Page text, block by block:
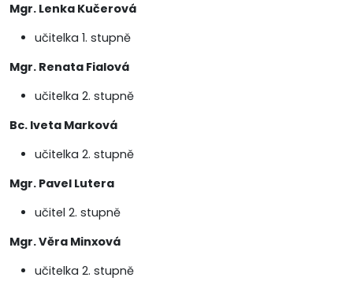
Mgr. Lenka Kučerová
učitelka 1. stupně
Mgr. Renata Fialová
učitelka 2. stupně
Bc. Iveta Marková
učitelka 2. stupně
Mgr. Pavel Lutera
učitel 2. stupně
Mgr. Věra Minxová
učitelka 2. stupně